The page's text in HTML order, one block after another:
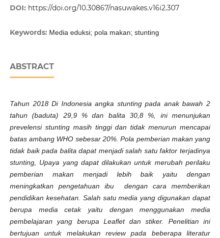
DOI: https://doi.org/10.30867/nasuwakes.v16i2.307
Keywords: Media eduksi; pola makan; stunting
ABSTRACT
Tahun 2018 Di Indonesia angka stunting pada anak bawah 2
tahun (baduta) 29,9 % dan balita 30,8 %, ini menunjukan
prevelensi stunting masih tinggi dan tidak menurun mencapai
batas ambang WHO sebesar 20%. Pola pemberian makan yang
tidak baik pada balita dapat menjadi salah satu faktor terjadinya
stunting, Upaya yang dapat dilakukan untuk merubah perilaku
pemberian makan menjadi lebih baik yaitu dengan
meningkatkan pengetahuan ibu dengan cara memberikan
pendidikan kesehatan. Salah satu media yang digunakan dapat
berupa media cetak yaitu dengan menggunakan media
pembelajaran yang berupa Leaflet dan stiker. Penelitian ini
bertujuan untuk melakukan review pada beberapa literatur